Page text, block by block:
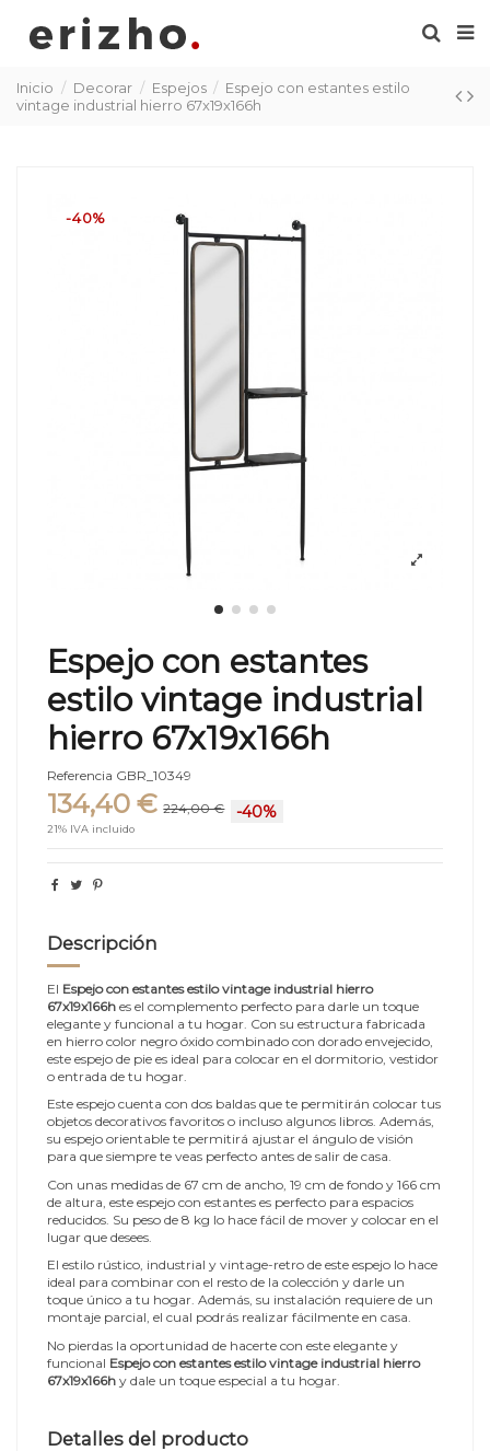
Inicio Decorar Espejos
Espejo con estantes estilo
vintage industrial hierro 67x19x166h
-40%
Espejo con estantes
estilo vintage industrial
hierro 67x19x166h
Referencia GBR_10349
134,40 € 224,00 € -40%
21% IVA incluido
Descripción
El Espejo con estantes estilo vintage industrial hierro
67x19x166h es el complemento perfecto para darle un toque
elegante y funcional a tu hogar. Con su estructura fabricada
en hierro color negro óxido combinado con dorado envejecido,
este espejo de pie es ideal para colocar en el dormitorio, vestidor
o entrada de tu hogar.
Este espejo cuenta con dos baldas que te permitirán colocar tus
objetos decorativos favoritos o incluso algunos libros. Además,
su espejo orientable te permitirá ajustar el ángulo de visión
para que siempre te veas perfecto antes de salir de casa.
Con unas medidas de 67 cm de ancho, 19 cm de fondo y 166 cm
de altura, este espejo con estantes es perfecto para espacios
reducidos. Su peso de 8 kg lo hace fácil de mover y colocar en el
lugar que desees.
El estilo rústico, industrial y vintage-retro de este espejo lo hace
ideal para combinar con el resto de la colección y darle un
toque único a tu hogar. Además, su instalación requiere de un
montaje parcial, el cual podrás realizar fácilmente en casa.
No pierdas la oportunidad de hacerte con este elegante y
funcional Espejo con estantes estilo vintage industrial hierro
67x19x166h y dale un toque especial a tu hogar.
Detalles del producto